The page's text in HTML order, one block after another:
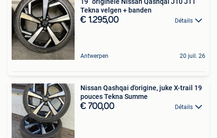
Tekna velgen + banden
€ 1.295,00 Détails
Antwerpen 20 juil. 26
Nissan Qashqai d'origine, juke X-trail 19
pouces Tekna Summe
€ 700,00 Détails